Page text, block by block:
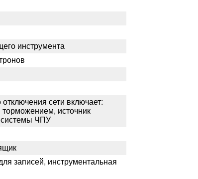
инструмента
сети включает:
источник
системы ЧПУ
записей, инструментальная